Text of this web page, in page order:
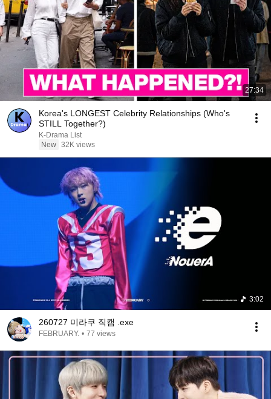
27:34
Korea's LONGEST Celebrity Relationships (Who's
STILL Together?)
K-Drama List
New 32K views
3:02
260727 미라쿠 직캠 .exe
FEBRUARY. • 77 views